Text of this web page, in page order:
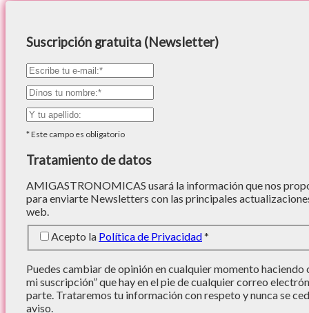
Suscripción gratuita (Newsletter)
*Este campo es obligatorio
Tratamiento de datos
AMIGASTRONOMICAS usará la información que nos
para enviarte Newsletters con las principales
web.
Acepto la Política de Privacidad*
Puedes cambiar de opinión en cualquier momento haciendo
mi suscripción” que hay en el pie de cualquier correo
parte. Trataremos tu información con respeto y nunca se
aviso.